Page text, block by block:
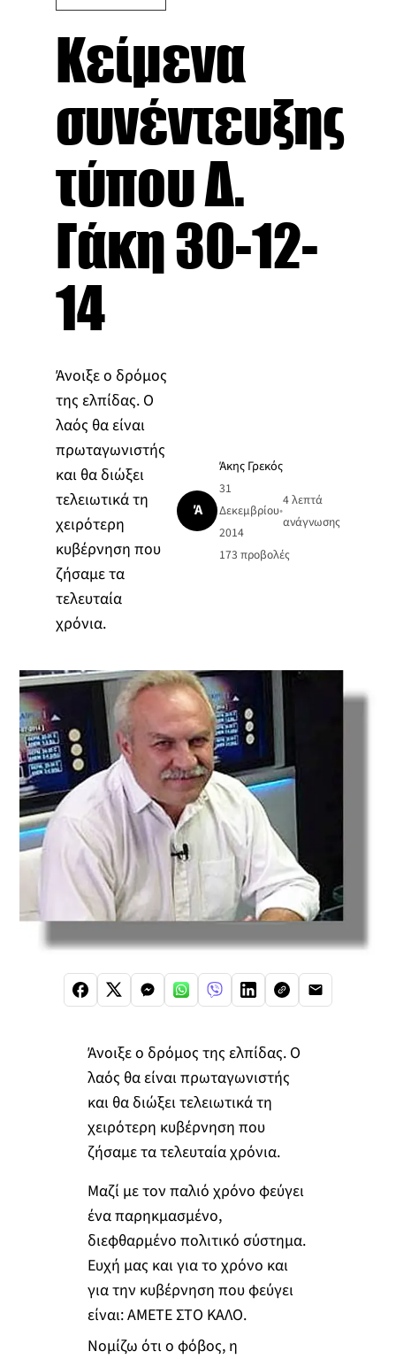
Κείμενα
συνέντευξης
τύπου Δ.
Γάκη 30-12-
14
Άνοιξε ο δρόμος
της ελπίδας. Ο
λαός θα είναι
πρωταγωνιστής
και θα διώξει
τελειωτικά τη
χειρότερη
κυβέρνηση που
ζήσαμε τα
τελευταία
χρόνια.
Ά
Άκης Γρεκός
31
Δεκεμβρίου
2014
•
4 λεπτά
ανάγνωσης
173 προβολές
Άνοιξε ο δρόμος της ελπίδας. Ο
λαός θα είναι πρωταγωνιστής
και θα διώξει τελειωτικά τη
χειρότερη κυβέρνηση που
ζήσαμε τα τελευταία χρόνια.
Μαζί με τον παλιό χρόνο φεύγει
ένα παρηκμασμένο,
διεφθαρμένο πολιτικό σύστημα.
Ευχή μας και για το χρόνο και
για την κυβέρνηση που φεύγει
είναι: ΑΜΕΤΕ ΣΤΟ ΚΑΛΟ.
Νομίζω ότι ο φόβος, η